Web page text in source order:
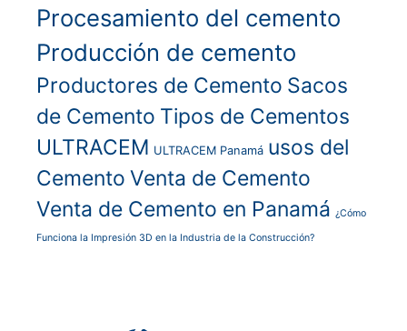
Procesamiento del cemento
Producción de cemento
Productores de Cemento Sacos
de Cemento Tipos de Cementos
ULTRACEM ULTRACEM Panamá usos del
Cemento Venta de Cemento
Venta de Cemento en Panamá ¿Cómo
Funciona la Impresión 3D en la Industria de la Construcción?